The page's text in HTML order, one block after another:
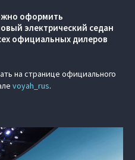
оформить
электрический седан
официальных дилеров
на странице официального
voyah_rus.